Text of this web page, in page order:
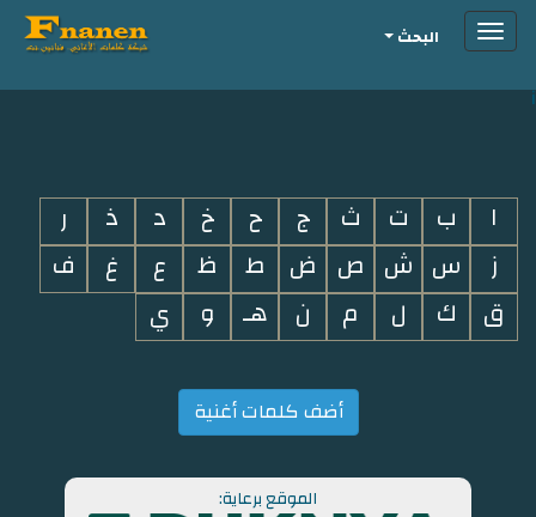
i
Toggleالبحث
ا ب ت ث ج ح خ د ذ
ر
ز
س ش ص ض ط ظ ع غ
ف
ق
ك ل م ن هـ و ي
أضف كلمات أغنية
الموقع برعاية: